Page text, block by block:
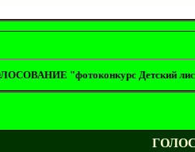
"фотоконкурс Детский